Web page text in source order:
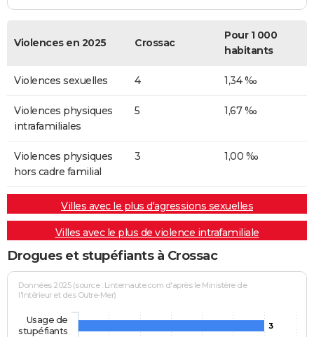
Violences en 2025 Crossac
Pour 1 000
habitants
Violences sexuelles 4 1,34 ‰
Violences physiques
intrafamiliales
5 1,67 ‰
Violences physiques
hors cadre familial
3 1,00 ‰
Villes avec le plus d'agressions sexuelles
Villes avec le plus de violence intrafamiliale
Drogues et stupéfiants à Crossac
Données 2025 (source : Linternaute.com d'après le Ministère de
l'Intérieur et des Outre-Mer)
3
Usage de
stupéfiants